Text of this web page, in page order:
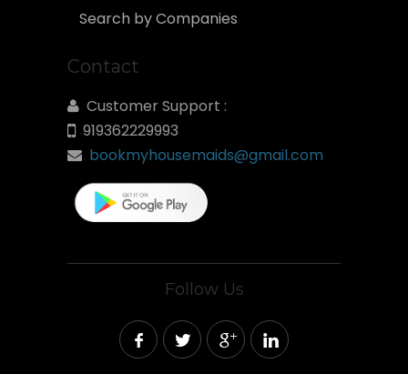
Search by Companies
Contact
Customer Support :
919362229993
bookmyhousemaids@gmail.com
Follow Us